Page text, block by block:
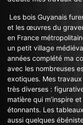
Les bois Guyanais
et les œuvres du
en France
un petit village
années complété ma
avec les nombreuses
exotiques. Mes
très diverses :
matière qui m’inspire
étonnants. Les
aussi quelques